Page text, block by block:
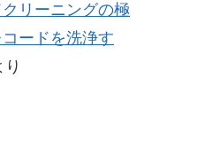
クリーニングの極
ードを洗浄す
り